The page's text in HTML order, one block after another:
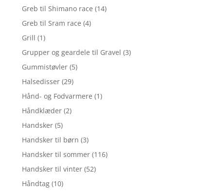
Greb til Shimano race (14)
Greb til Sram race (4)
Grill (1)
Grupper og geardele til Gravel (3)
Gummistøvler (5)
Halsedisser (29)
Hånd- og Fodvarmere (1)
Håndklæder (2)
Handsker (5)
Handsker til børn (3)
Handsker til sommer (116)
Handsker til vinter (52)
Håndtag (10)